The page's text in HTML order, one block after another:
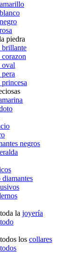
piedra
brillante
corazon
oval
negros
diamantes
la joyería
los collares